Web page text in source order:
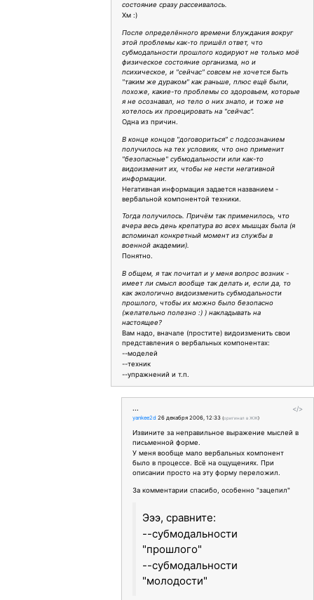
состояние сразу рассеивалось.
Хм :)
После определённого времени блуждания вокруг
этой проблемы как-то пришёл ответ, что
субмодальности прошлого кодируют не только моё
физическое состояние организма, но и
психическое, и "сейчас" совсем не хочется быть
"таким же дураком" как раньше, плюс ещё были,
похоже, какие-то проблемы со здоровьем, которые
я не осознавал, но тело о них знало, и тоже не
хотелось их проецировать на "сейчас".
Одна из причин.
В конце концов "договориться" с подсознанием
получилось на тех условиях, что оно применит
"безопасные" субмодальности или как-то
видоизменит их, чтобы не нести негативной
информации.
Негативная информация задается названием -
вербальной компонентой техники.
Тогда получилось. Причём так применилось, что
вчера весь день крепатура во всех мышцах была (я
вспоминал конкретный момент из службы в
военной академии).
Понятно.
В общем, я так почитал и у меня вопрос возник -
имеет ли смысл вообще так делать и, если да, то
как экологично видоизменить субмодальности
прошлого, чтобы их можно было безопасно
(желательно полезно :) ) накладывать на
настоящее?
Вам надо, вначале (простите) видоизменить свои
представления о вербальных компонентах:
--моделей
--техник
--упражнений и т.п.
</>
...
yankee2d 26 декабря 2006, 12:33 (оригинал в ЖЖ)
Извините за неправильное выражение мыслей в
письменной форме.
У меня вообще мало вербальных компонент
было в процессе. Всё на ощущениях. При
описании просто на эту форму переложил.
За комментарии спасибо, особенно "зацепил"
Эээ, сравните:
--субмодальности
"прошлого"
--субмодальности
"молодости"